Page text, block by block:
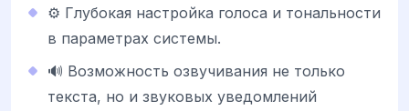
⚙️ Глубокая настройка голоса и тональности
в параметрах системы.
🔊 Возможность озвучивания не только
текста, но и звуковых уведомлений